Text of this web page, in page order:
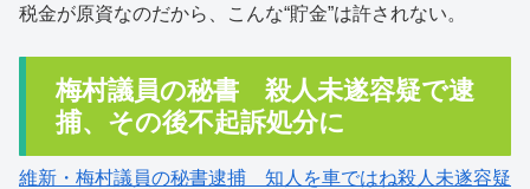
税金が原資なのだから、こんな“貯金”は許されない。
梅村議員の秘書 殺人未遂容疑で逮
捕、その後不起訴処分に
維新・梅村議員の秘書逮捕 知人を車ではね殺人未遂容疑